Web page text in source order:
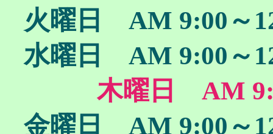
火曜日 AM 9:00
水曜日 AM 9:00～
木曜日 AM
金曜日 AM 9:00～